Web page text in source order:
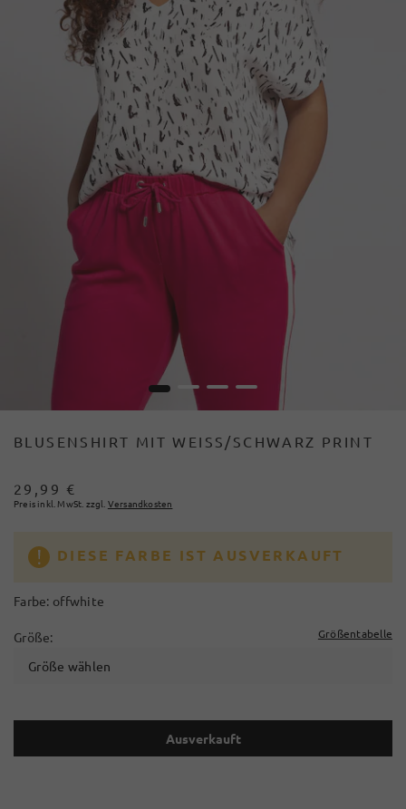
1 3 4
BLUSENSHIRT MIT WEISS/SCHWARZ PRINT
29,99 €
Preis inkl. MwSt. zzgl. Versandkosten
DIESE FARBE IST AUSVERKAUFT
Farbe: offwhite
Größe: Größentabelle
Größe wählen
Ausverkauft